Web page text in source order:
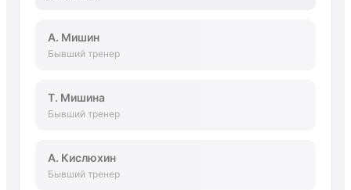
А. Мишин
Бывший тренер
Т. Мишина
Бывший тренер
А. Кислюхин
Бывший тренер